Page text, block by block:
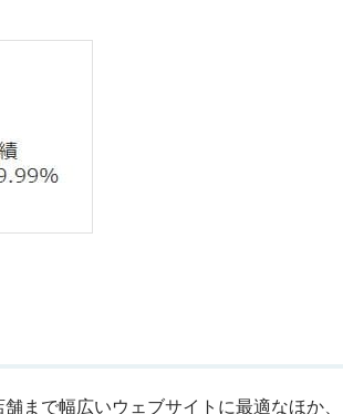
まで幅広いウェブサイトに最適なほか、